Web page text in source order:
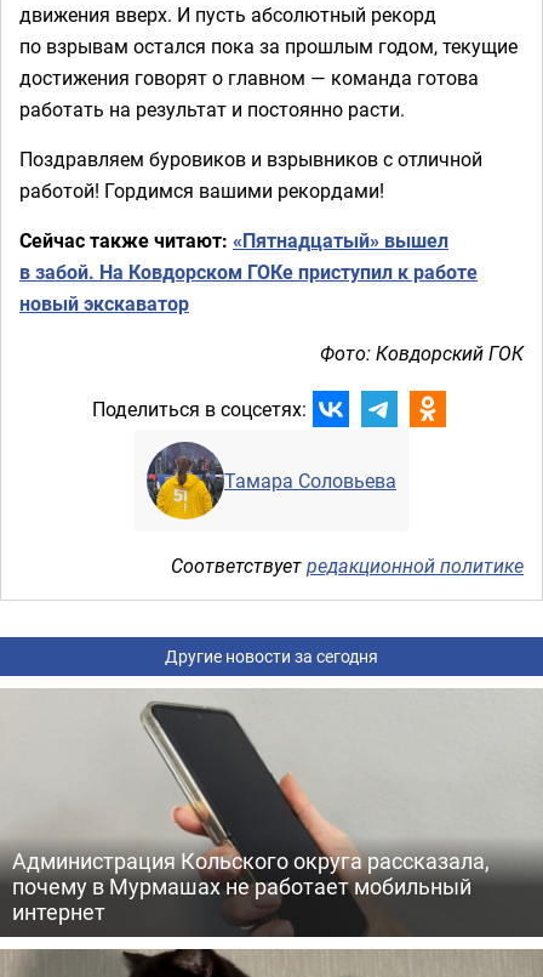
движения вверх. И пусть абсолютный рекорд
по взрывам остался пока за прошлым годом, текущие
достижения говорят о главном — команда готова
работать на результат и постоянно расти.
Поздравляем буровиков и взрывников с отличной
работой! Гордимся вашими рекордами!
Сейчас также читают: «Пятнадцатый» вышел
в забой. На Ковдорском ГОКе приступил к работе
новый экскаватор
Фото: Ковдорский ГОК
Поделиться в соцсетях:
Тамара Соловьева
Соответствуетредакционной политике
Другие новости за сегодня
Администрация Кольского округа рассказала,
почему в Мурмашах не работает мобильный
интернет